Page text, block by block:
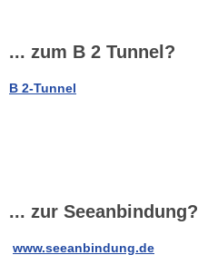
... zum B 2 Tunnel?
B 2-Tunnel
... zur Seeanbindung?
www.seeanbindung.de